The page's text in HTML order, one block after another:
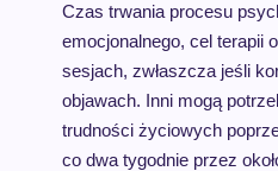
Czas trwania procesu
emocjonalnego, cel terapii
sesjach, zwłaszcza jeśli
objawach. Inni mogą
trudności życiowych
co dwa tygodnie przez